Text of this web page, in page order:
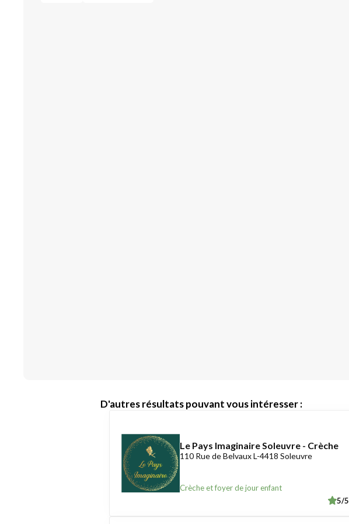
D'autres résultats pouvant vous intéresser :
Le Pays Imaginaire Soleuvre - Crèche
110 Rue de Belvaux L-4418 Soleuvre
Crèche et foyer de jour enfant
5/5